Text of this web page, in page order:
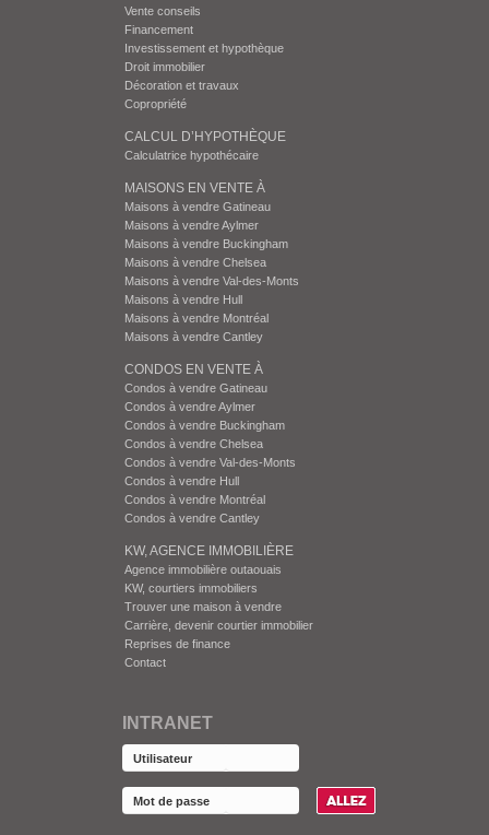
Vente conseils
Financement
Investissement et hypothèque
Droit immobilier
Décoration et travaux
Copropriété
CALCUL D’HYPOTHÈQUE
Calculatrice hypothécaire
MAISONS EN VENTE À
Maisons à vendre Gatineau
Maisons à vendre Aylmer
Maisons à vendre Buckingham
Maisons à vendre Chelsea
Maisons à vendre Val-des-Monts
Maisons à vendre Hull
Maisons à vendre Montréal
Maisons à vendre Cantley
CONDOS EN VENTE À
Condos à vendre Gatineau
Condos à vendre Aylmer
Condos à vendre Buckingham
Condos à vendre Chelsea
Condos à vendre Val-des-Monts
Condos à vendre Hull
Condos à vendre Montréal
Condos à vendre Cantley
KW, AGENCE IMMOBILIÈRE
Agence immobilière outaouais
KW, courtiers immobiliers
Trouver une maison à vendre
Carrière, devenir courtier immobilier
Reprises de finance
Contact
INTRANET